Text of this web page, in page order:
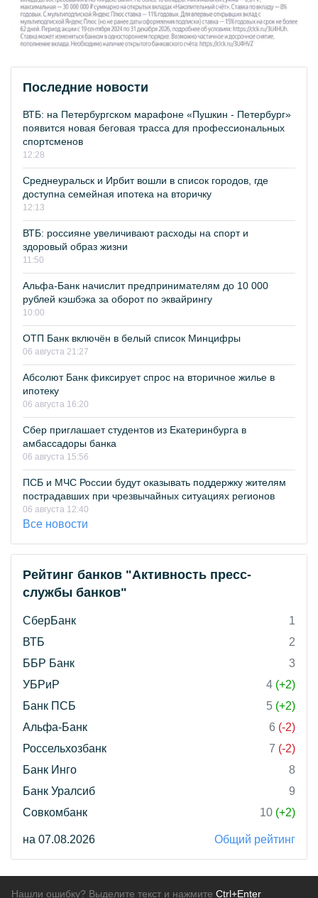
Последние новости
ВТБ: на Петербургском марафоне «Пушкин - Петербург»
появится новая беговая трасса для профессиональных
спортсменов
12:28
Среднеуральск и Ирбит вошли в список городов, где
доступна семейная ипотека на вторичку
12:13
ВТБ: россияне увеличивают расходы на спорт и
здоровый образ жизни
11:50
Альфа-Банк начислит предпринимателям до 10 000
рублей кэшбэка за оборот по эквайрингу
10:00
ОТП Банк включён в белый список Минцифры
06 августа 21:27
Абсолют Банк фиксирует спрос на вторичное жилье в
ипотеку
06 августа 16:20
Сбер приглашает студентов из Екатеринбурга в
амбассадоры банка
06 августа 15:56
ПСБ и МЧС России будут оказывать поддержку жителям
пострадавших при чрезвычайных ситуациях регионов
06 августа 12:40
Все новости
Рейтинг банков "Активность пресс-
службы банков"
СберБанк
1
ВТБ
2
ББР Банк
3
УБРиР
4 (+2)
Банк ПСБ
5 (+2)
Альфа-Банк
6 (-2)
Россельхозбанк
7 (-2)
Банк Инго
8
Банк Уралсиб
9
Совкомбанк
10 (+2)
на 07.08.2026 Общий рейтинг
Нашли ошибку? Выделите текст и нажмите Ctrl+Enter